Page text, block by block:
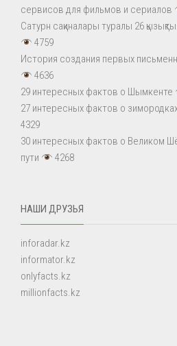
сервисов для фильмов и сериалов
Сатурн сақиналары туралы 26
4759
История создания первых
4636
29 интересных фактов о Шымкенте
27 интересных фактов о
4329
30 интересных фактов о Великом
пути
4268
НАШИ ДРУЗЬЯ
inforadar.kz
informator.kz
onlyfacts.kz
millionfacts.kz